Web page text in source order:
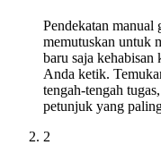
Pendekatan manual
memutuskan untuk
baru saja kehabisan
Anda ketik.
tengah-tengah
petunjuk yang
2